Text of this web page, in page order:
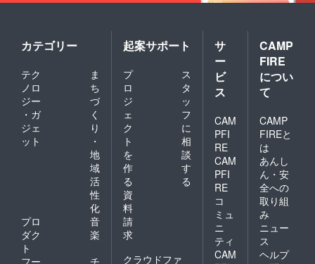
カテゴリー
テク
ノロ
ジー
・ガ
ジェ
ット
ま
ち
づ
く
り
・
地
域
活
性
化
プロ
ダク
ト
音
楽
起案サポート
プ
ロ
ジ
ェ
ク
ト
を
作
る
ス
タ
ッ
フ
に
相
談
す
る
資
料
請
求
クラウドファ
サ
ー
ビ
ス
CAM
PFI
RE
CAM
PFI
RE
コ
ミュ
ニ
ティ
CAM
CAMP
FIRE
につい
て
CAMP
FIREと
は
あんし
ん・安
全への
取り組
み
ニュー
ス
ヘルプ